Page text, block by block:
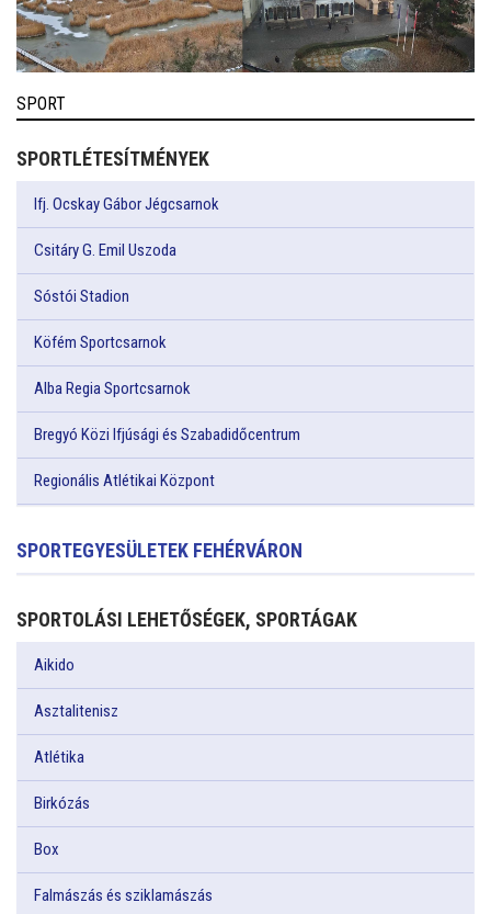
SPORT
SPORTLÉTESÍTMÉNYEK
Ifj. Ocskay Gábor Jégcsarnok
Csitáry G. Emil Uszoda
Sóstói Stadion
Köfém Sportcsarnok
Alba Regia Sportcsarnok
Bregyó Közi Ifjúsági és Szabadidőcentrum
Regionális Atlétikai Központ
SPORTEGYESÜLETEK FEHÉRVÁRON
SPORTOLÁSI LEHETŐSÉGEK, SPORTÁGAK
Aikido
Asztalitenisz
Atlétika
Birkózás
Box
Falmászás és sziklamászás